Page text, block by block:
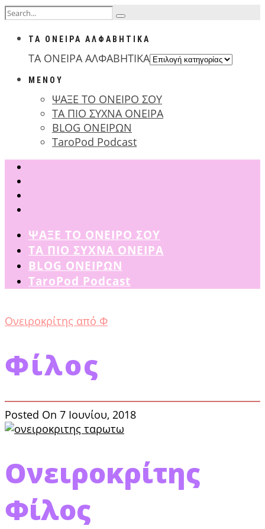
ΤΑ ΟΝΕΙΡΑ ΑΛΦΑΒΗΤΙΚΑ
ΤΑ ΟΝΕΙΡΑ ΑΛΦΑΒΗΤΙΚΑ
ΜΕΝΟΥ
ΨΑΞΕ ΤΟ ΟΝΕΙΡΟ ΣΟΥ
ΤΑ ΠΙΟ ΣΥΧΝΑ ΟΝΕΙΡΑ
BLOG ΟΝΕΙΡΩΝ
TaroPod Podcast
ΨΑΞΕ ΤΟ ΟΝΕΙΡΟ ΣΟΥ
ΤΑ ΠΙΟ ΣΥΧΝΑ ΟΝΕΙΡΑ
BLOG ΟΝΕΙΡΩΝ
TaroPod Podcast
Ονειροκρίτης από Φ
Φίλος
Posted On 7 Ιουνίου, 2018
Ονειροκρίτης
Φίλος